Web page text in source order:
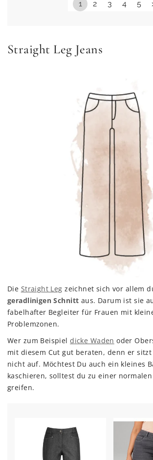
1 2 3 4 5
Straight Leg Jeans
Die Straight Leg zeichnet sich vor allem
geradlinigen Schnitt aus. Darum ist sie
fabelhafter Begleiter für Frauen mit
Problemzonen.
Wer zum Beispieldicke Waden oder
mit diesem Cut gut beraten, denn er
nicht auf. Möchtest Du auch ein kleines
kaschieren, solltest du zu einer
greifen.